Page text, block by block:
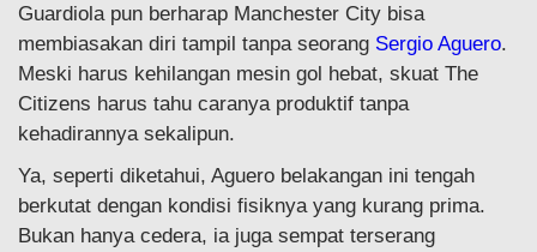
Guardiola pun berharap Manchester City bisa
membiasakan diri tampil tanpa seorang Sergio Aguero.
Meski harus kehilangan mesin gol hebat, skuat The
Citizens harus tahu caranya produktif tanpa
kehadirannya sekalipun.
Ya, seperti diketahui, Aguero belakangan ini tengah
berkutat dengan kondisi fisiknya yang kurang prima.
Bukan hanya cedera, ia juga sempat terserang